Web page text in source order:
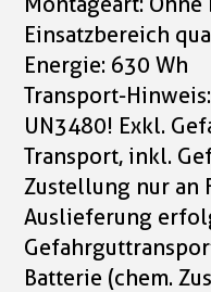
Einsatzbereich
Energie: 630 Wh
Transport-
UN3480! Exkl.
Transport, inkl.
Zustellung nur an
Auslieferung
Batterie (chem.